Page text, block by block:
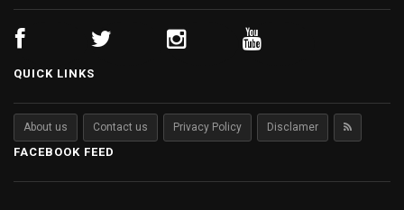
QUICK LINKS
About us Contact us Privacy Policy Disclamer
FACEBOOK FEED